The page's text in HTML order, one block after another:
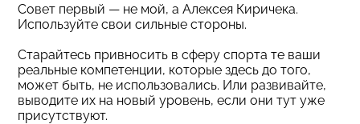
Совет первый — не мой, а Алексея Киричека.
Используйте свои сильные стороны.
Старайтесь привносить в сферу спорта те ваши
реальные компетенции, которые здесь до того,
может быть, не использовались. Или развивайте,
выводите их на новый уровень, если они тут уже
присутствуют.